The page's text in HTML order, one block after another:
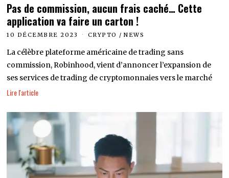
Pas de commission, aucun frais caché… Cette
application va faire un carton !
10 DÉCEMBRE 2023 CRYPTO / NEWS
La célèbre plateforme américaine de trading sans
commission, Robinhood, vient d’annoncer l’expansion de
ses services de trading de cryptomonnaies vers le marché
Lire l'article